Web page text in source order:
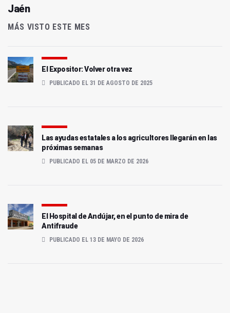
Jaén
MÁS VISTO ESTE MES
El Expositor: Volver otra vez
PUBLICADO EL 31 DE AGOSTO DE 2025
Las ayudas estatales a los agricultores llegarán en las
próximas semanas
PUBLICADO EL 05 DE MARZO DE 2026
El Hospital de Andújar, en el punto de mira de
Antifraude
PUBLICADO EL 13 DE MAYO DE 2026